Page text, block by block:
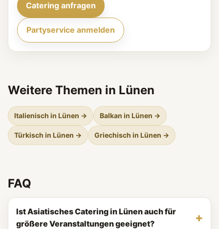
Catering anfragen
Partyservice anmelden
Weitere Themen in Lünen
Italienisch in Lünen → Balkan in Lünen →
Türkisch in Lünen → Griechisch in Lünen →
FAQ
Ist Asiatisches Catering in Lünen auch für
größere Veranstaltungen geeignet?